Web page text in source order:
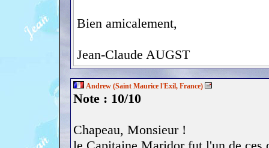
Bien amicalement,
Jean-Claude AUGST
Andrew (Saint Maurice l'Exil, France)
Note : 10/10
Chapeau, Monsieur !